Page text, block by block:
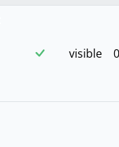
visible